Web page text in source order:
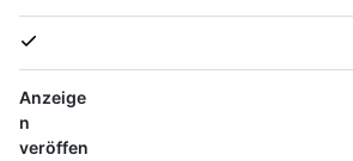
Anzeige
n
veröffen